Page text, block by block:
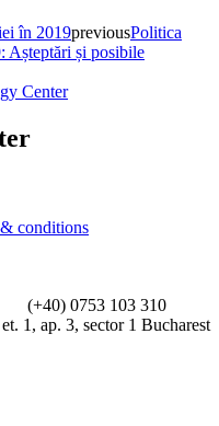
în 2019previousPolitica
Așteptări și posibile
conditions
(+40) 0753 103 310
3, sector 1 Bucharest